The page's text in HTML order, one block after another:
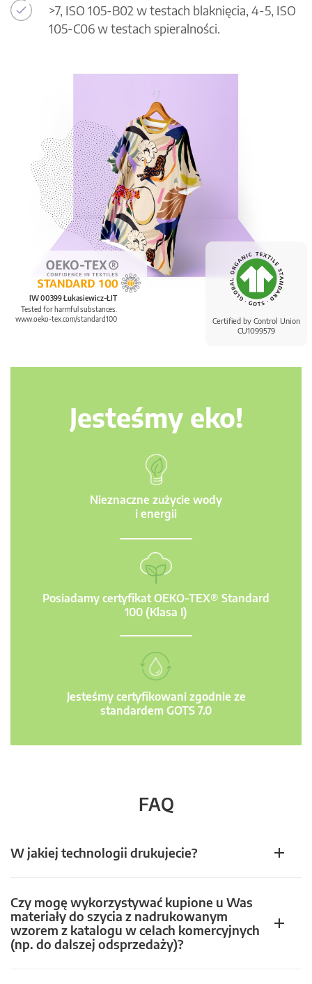
Certified by Control Union
CU1099579
IW 00399 Łukasiewicz-ŁIT
Tested for harmful substances.
www.oeko-tex.com/standard100
>7, ISO 105-B02 w testach blaknięcia, 4-5, ISO
105-C06 w testach spieralności.
Jesteśmy eko!
Nieznaczne zużycie wody
i energii
Posiadamy certyfikat OEKO-TEX® Standard
100 (Klasa I)
Jesteśmy certyfikowani zgodnie ze
standardem GOTS 7.0
FAQ
W jakiej technologii drukujecie?
Czy mogę wykorzystywać kupione u Was
materiały do szycia z nadrukowanym
wzorem z katalogu w celach komercyjnych
(np. do dalszej odsprzedaży)?